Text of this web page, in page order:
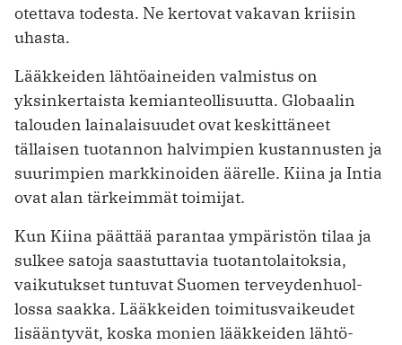
otettava todesta. Ne kertovat vakavan kriisin
uhasta.
Lääkkeiden lähtöaineiden valmistus on
yksinkertaista kemianteollisuutta. Globaalin
talouden lainalaisuudet ovat keskittäneet
tällaisen tuotannon halvimpien kustannusten ja
suurimpien markkinoiden äärelle. Kiina ja Intia
ovat alan tärkeimmät toimijat.
Kun Kiina päättää parantaa ympäristön tilaa ja
sulkee satoja saastuttavia tuotantolaitoksia,
vaikutukset tuntuvat Suomen terveydenhuol­
lossa saakka. Lääkkeiden toimitusvaikeudet
lisääntyvät, koska monien lääkkeiden lähtö­